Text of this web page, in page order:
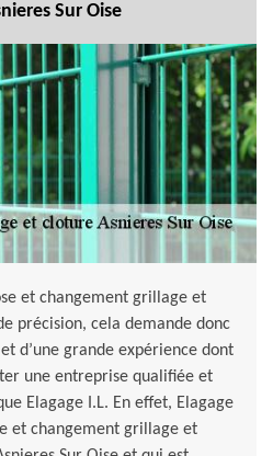
Sur Oise
et changement grillage et
précision, cela demande donc
d’une grande expérience dont
une entreprise qualifiée et
Elagage I.L. En effet, Elagage
et changement grillage et